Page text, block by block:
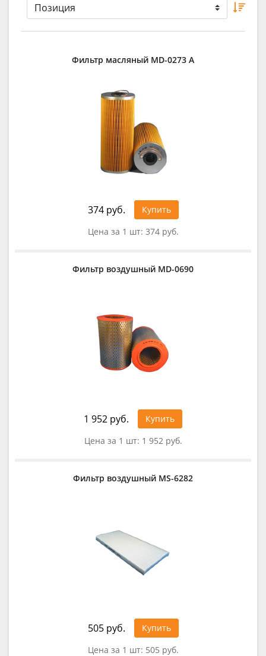
Фильтр масляный MD-0273 A
374 руб.
Купить
Цена за 1 шт: 374 руб.
Фильтр воздушный MD-0690
1 952 руб.
Купить
Цена за 1 шт: 1 952 руб.
Фильтр воздушный MS-6282
505 руб.
Купить
Цена за 1 шт: 505 руб.